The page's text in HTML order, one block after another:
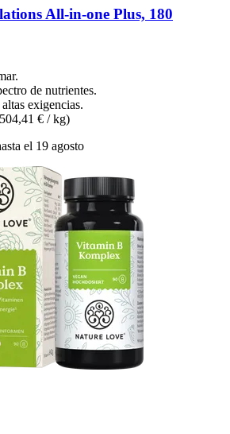
All-​in-​one Plus, 180
de nutrientes.
exigencias.
€ / kg)
el 19 agosto